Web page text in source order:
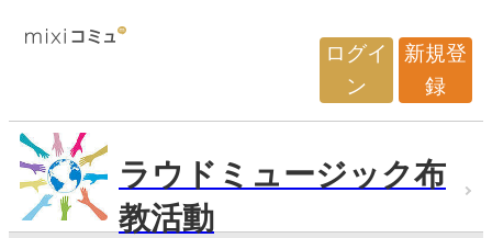
ログイ
ン
新規登
録
ラウドミュージック布
教活動